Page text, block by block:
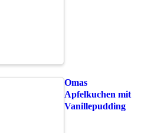
Omas
Apfelkuchen mit
Vanillepudding